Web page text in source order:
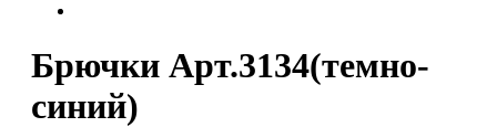
Брючки Арт.3134(темно-
синий)